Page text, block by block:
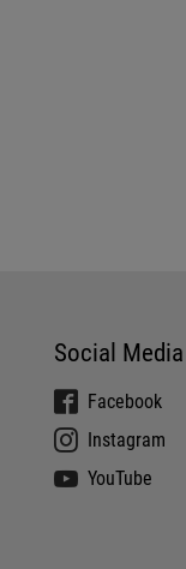
Social Media
Facebook
Instagram
YouTube